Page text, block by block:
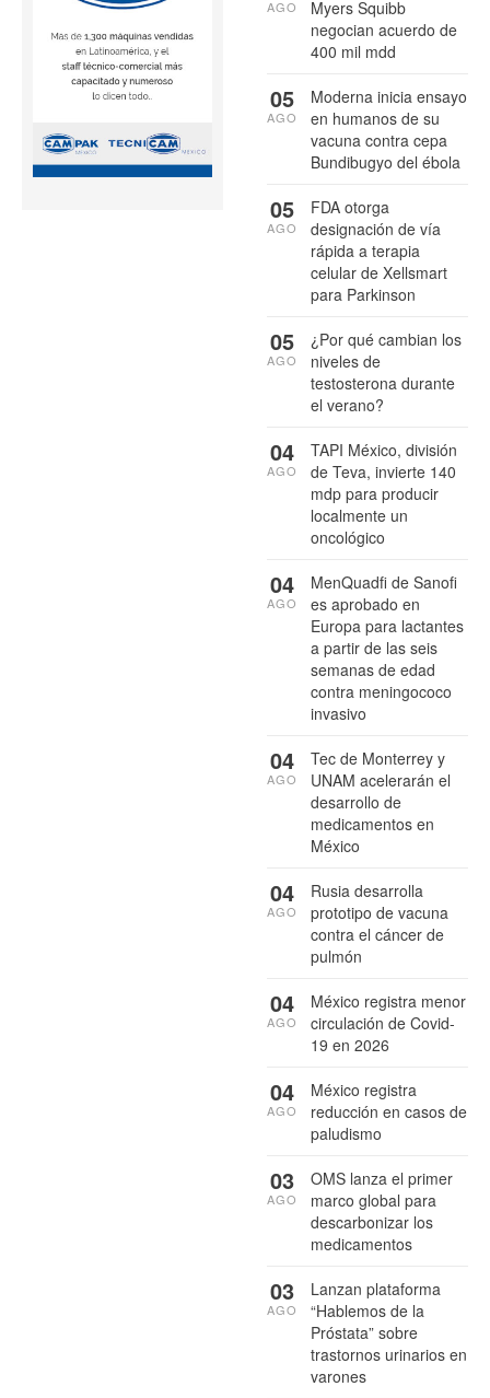
Myers Squibb
negocian acuerdo de
400 mil mdd
AGO
Moderna inicia ensayo
en humanos de su
vacuna contra cepa
Bundibugyo del ébola
05
AGO
FDA otorga
designación de vía
rápida a terapia
celular de Xellsmart
para Parkinson
05
AGO
¿Por qué cambian los
niveles de
testosterona durante
el verano?
05
AGO
TAPI México, división
de Teva, invierte 140
mdp para producir
localmente un
oncológico
04
AGO
MenQuadfi de Sanofi
es aprobado en
Europa para lactantes
a partir de las seis
semanas de edad
contra meningococo
invasivo
04
AGO
Tec de Monterrey y
UNAM acelerarán el
desarrollo de
medicamentos en
México
04
AGO
Rusia desarrolla
prototipo de vacuna
contra el cáncer de
pulmón
04
AGO
México registra menor
circulación de Covid-
19 en 2026
04
AGO
México registra
reducción en casos de
paludismo
04
AGO
OMS lanza el primer
marco global para
descarbonizar los
medicamentos
03
AGO
Lanzan plataforma
“Hablemos de la
Próstata” sobre
trastornos urinarios en
varones
03
AGO